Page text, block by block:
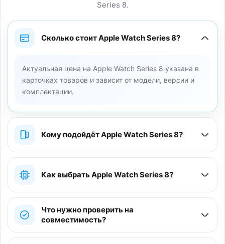
Series 8.
Сколько стоит Apple Watch Series 8?
Актуальная цена на Apple Watch Series 8 указана в
карточках товаров и зависит от модели, версии и
комплектации.
Кому подойдёт Apple Watch Series 8?
Как выбрать Apple Watch Series 8?
Что нужно проверить на
совместимость?